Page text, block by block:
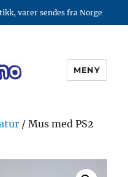
varer sendes fra Norge
MENY
/ Mus med PS2